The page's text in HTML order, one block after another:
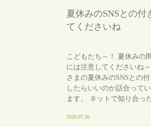
夏休みのSNSとの付
てくださいね
こどもたち～！ 夏休みの
には注意してくださいね
さまの夏休みのSNSとの
したらいいのか話合って
ます。 ネットで知り合っ
2026.07.26